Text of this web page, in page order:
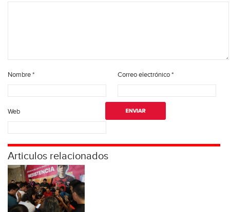
Nombre* Correo electrónico*
Web
Articulos relacionados